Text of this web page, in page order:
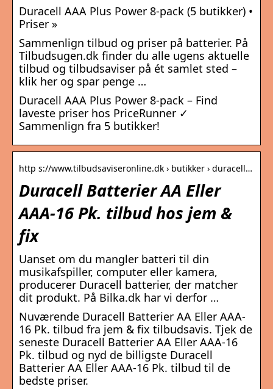
Duracell AAA Plus Power 8-pack (5 butikker) •
Priser »
Sammenlign tilbud og priser på batterier. På
Tilbudsugen.dk finder du alle ugens aktuelle
tilbud og tilbudsaviser på ét samlet sted –
klik her og spar penge …
Duracell AAA Plus Power 8-pack – Find
laveste priser hos PriceRunner ✓
Sammenlign fra 5 butikker!
http s://www.tilbudsaviseronline.dk › butikker › duracell…
Duracell Batterier AA Eller
AAA-16 Pk. tilbud hos jem &
fix
Uanset om du mangler batteri til din
musikafspiller, computer eller kamera,
producerer Duracell batterier, der matcher
dit produkt. På Bilka.dk har vi derfor …
Nuværende Duracell Batterier AA Eller AAA-
16 Pk. tilbud fra jem & fix tilbudsavis. Tjek de
seneste Duracell Batterier AA Eller AAA-16
Pk. tilbud og nyd de billigste Duracell
Batterier AA Eller AAA-16 Pk. tilbud til de
bedste priser.